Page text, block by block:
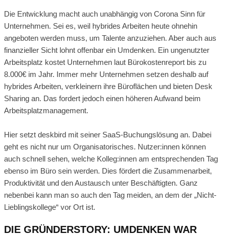
Die Entwicklung macht auch unabhängig von Corona Sinn für
Unternehmen. Sei es, weil hybrides Arbeiten heute ohnehin
angeboten werden muss, um Talente anzuziehen. Aber auch aus
finanzieller Sicht lohnt offenbar ein Umdenken. Ein ungenutzter
Arbeitsplatz kostet Unternehmen laut Bürokostenreport bis zu
8.000€ im Jahr. Immer mehr Unternehmen setzen deshalb auf
hybrides Arbeiten, verkleinern ihre Büroflächen und bieten Desk
Sharing an. Das fordert jedoch einen höheren Aufwand beim
Arbeitsplatzmanagement.
Hier setzt deskbird mit seiner SaaS-Buchungslösung an. Dabei
geht es nicht nur um Organisatorisches. Nutzer:innen können
auch schnell sehen, welche Kolleg:innen am entsprechenden Tag
ebenso im Büro sein werden. Dies fördert die Zusammenarbeit,
Produktivität und den Austausch unter Beschäftigten. Ganz
nebenbei kann man so auch den Tag meiden, an dem der „Nicht-
Lieblingskollege“ vor Ort ist.
DIE GRÜNDERSTORY: UMDENKEN WAR